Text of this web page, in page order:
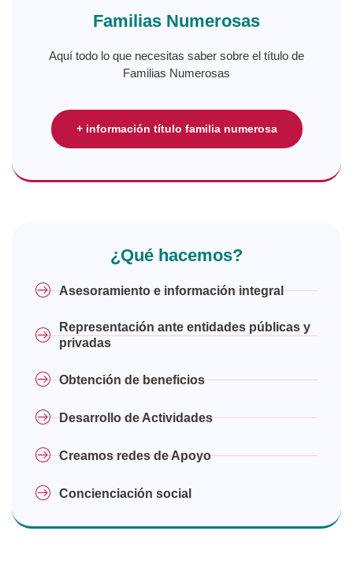
Familias Numerosas
Aquí todo lo que necesitas saber sobre el título de
Familias Numerosas
+ información título familia numerosa
¿Qué hacemos?
Asesoramiento e información integral
Representación ante entidades públicas y
privadas
Obtención de beneficios
Desarrollo de Actividades
Creamos redes de Apoyo
Concienciación social